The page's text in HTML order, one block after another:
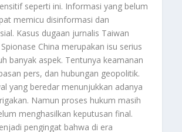
seperti ini. Informasi yang belum
memicu disinformasi dan
Kasus dugaan jurnalis Taiwan
China merupakan isu serius
banyak aspek. Tentunya keamanan
pers, dan hubungan geopolitik.
yang beredar menunjukkan adanya
Namun proses hukum masih
menghasilkan keputusan final.
pengingat bahwa di era